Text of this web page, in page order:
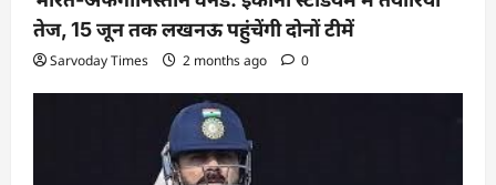
तेज, 15 जून तक लखनऊ पहुंचेंगी दोनों टीमें
Sarvoday Times 2 months ago 0